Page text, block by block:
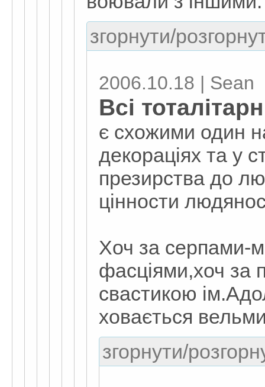
згорнути/
2006.10.18 | Sean
Всі
є схожими один
декораціях та у
презирства до
цінности
Хоч за серпами-
фасціями,хоч за
свастикою
ховається
згорнути/